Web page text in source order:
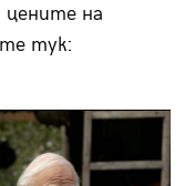
цените на
тук: